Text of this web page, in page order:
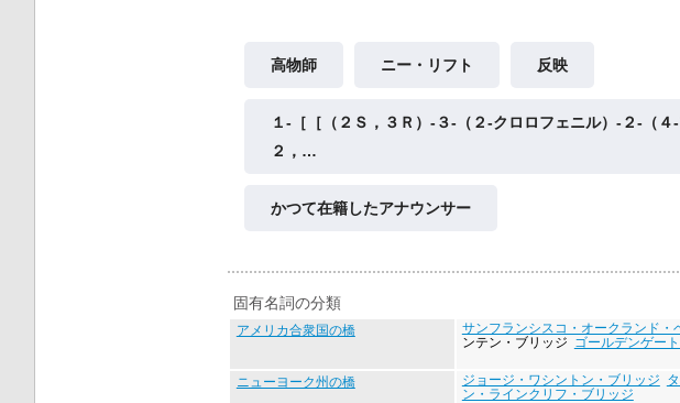
高物師 ニー・リフト 反映
１‐［［（２Ｓ，３Ｒ）‐３‐（２‐クロロフェニル）‐２‐（
２，…
かつて在籍したアナウンサー
固有名詞の分類
アメリカ合衆国の橋 サンフランシスコ・オークランド・
ンテン・ブリッジ ゴールデンゲー
ニューヨーク州の橋
ジョージ・ワシントン・ブリッジ
ン・ラインクリフ・ブリッジ